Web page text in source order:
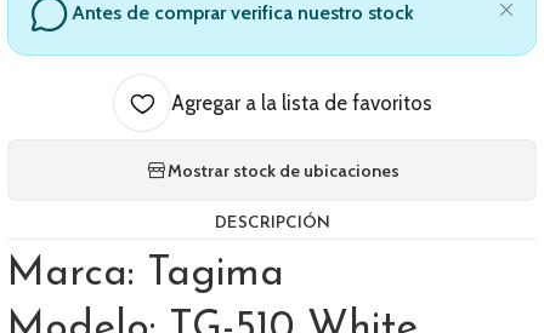
Antes de comprar verifica nuestro stock
Agregar a la lista de favoritos
Mostrar stock de ubicaciones
DESCRIPCIÓN
Marca: Tagima